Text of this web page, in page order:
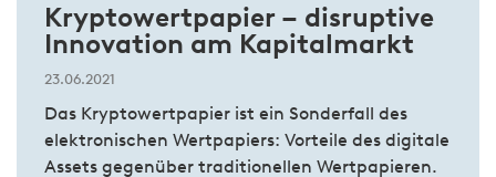
Kryptowertpapier – disruptive
Innovation am Kapitalmarkt
23.06.2021
Das Kryptowertpapier ist ein Sonderfall des
elektronischen Wertpapiers: Vorteile des digitale
Assets gegenüber traditionellen Wertpapieren.